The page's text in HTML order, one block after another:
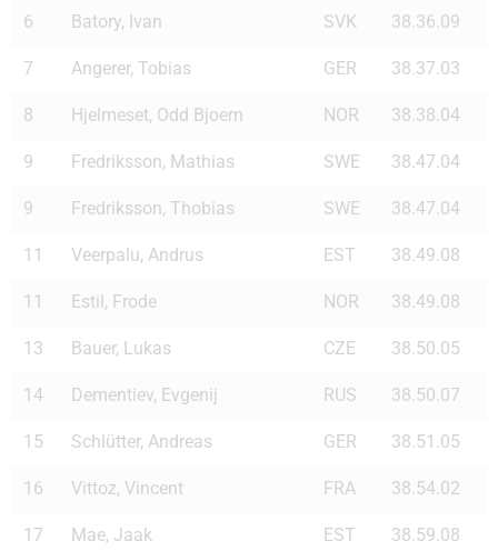
6 Batory, Ivan SVK 38.36.09
7 Angerer, Tobias GER 38.37.03
8 Hjelmeset, Odd Bjoern NOR 38.38.04
9 Fredriksson, Mathias SWE 38.47.04
9 Fredriksson, Thobias SWE 38.47.04
11 Veerpalu, Andrus EST 38.49.08
11 Estil, Frode NOR 38.49.08
13 Bauer, Lukas CZE 38.50.05
14 Dementiev, Evgenij RUS 38.50.07
15 Schlütter, Andreas GER 38.51.05
16 Vittoz, Vincent FRA 38.54.02
17 Mae, Jaak EST 38.59.08